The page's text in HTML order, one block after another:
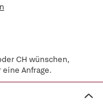
CH wünschen,
eine Anfrage.